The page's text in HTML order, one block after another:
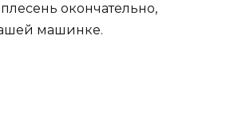
окончательно,
машинке.